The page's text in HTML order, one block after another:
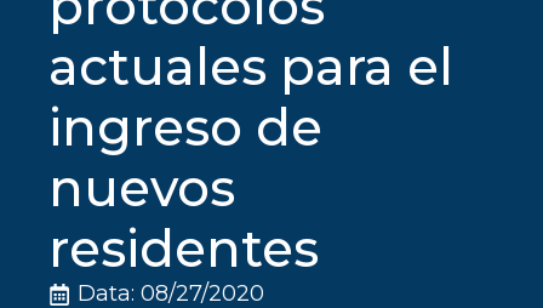
actuales para el
ingreso de
nuevos
residentes
Data: 08/27/2020